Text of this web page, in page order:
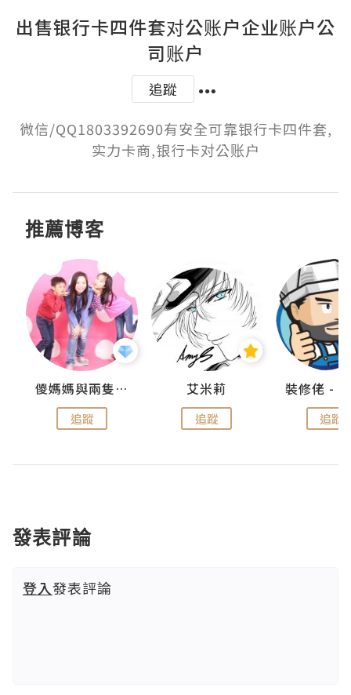
出售银行卡四件套对公账户企业账户公
司账户
追蹤
微信/QQ1803392690有安全可靠银行卡四件套,
实力卡商,银行卡对公账户
推薦博客
儍媽媽與兩隻小魔怪之家
追蹤
艾米莉
追蹤 追蹤
發表評論
登入發表評論